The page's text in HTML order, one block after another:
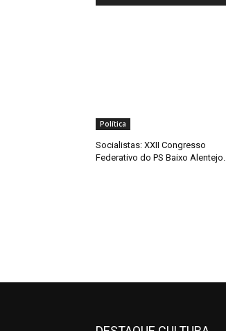
Política
Socialistas: XXII Congresso
Federativo do PS Baixo Alentejo.